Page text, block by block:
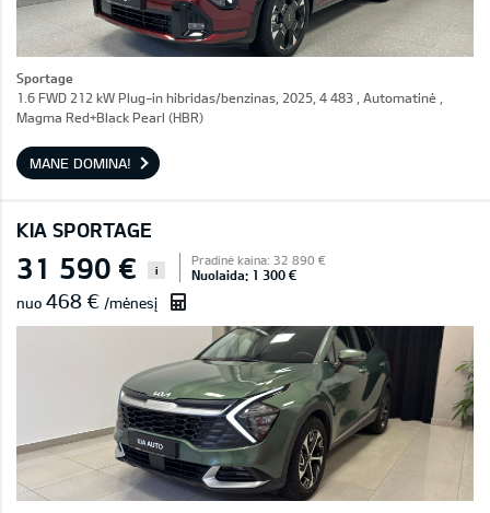
Sportage
1.6 FWD 212 kW Plug-in hibridas/benzinas, 2025, 4 483 , Automatinė ,
Magma Red+Black Pearl (HBR)
MANE DOMINA!
KIA SPORTAGE
31 590 € i
Pradinė kaina: 32 890 €
Nuolaida: 1 300 €
nuo 468 € /mėnesį